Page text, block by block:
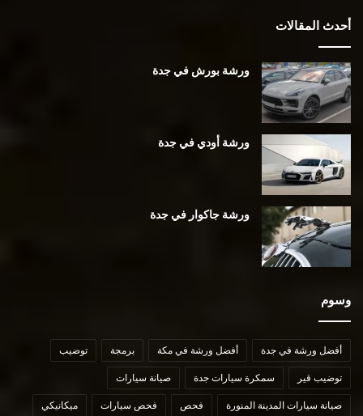
أحدث المقالات
ورشة بورش في جدة
ورشة أودي في جدة
ورشة جاكوار في جدة
وسوم
أفضل ورشة في جدة أفضل ورشة في مكة برمجة توضيب
توضيب قير سمكرة سيارات جدة صيانة سيارات
صيانة سيارات المدينة المنورة فحص فحص سيارات ميكانيكي